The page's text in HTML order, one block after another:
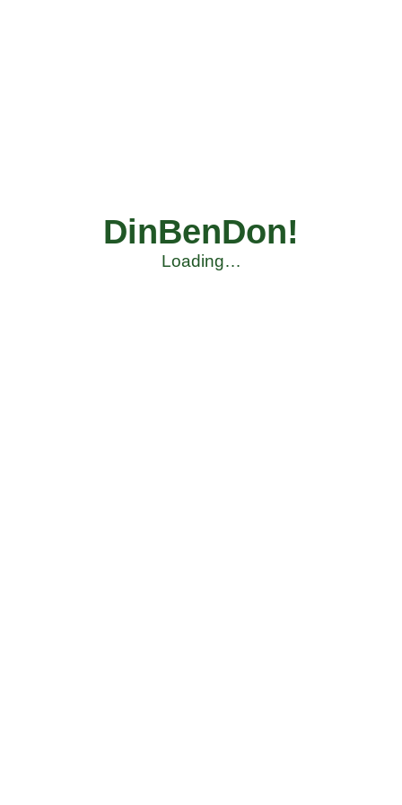
DinBenDon!
Loading…